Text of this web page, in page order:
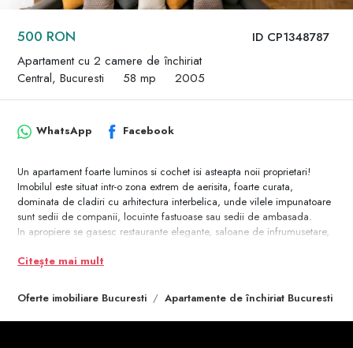
ID CP1348787
500 RON
Apartament cu 2 camere de închiriat
Central, Bucuresti
58 mp 2005
Oferte imobiliare Bucuresti Apartamente de închiriat Bucuresti
WhatsApp Facebook
Un apartament foarte luminos si cochet isi asteapta noii proprietari!
Imobilul este situat intr-o zona extrem de aerisita, foarte curata,
dominata de cladiri cu arhitectura interbelica, unde vilele impunatoare
sunt sedii de companii, locuinte fastuoase sau sedii de ambasada.
In apropiere se gasesc restaurante elegante, saloane de infrumusetare,
Apartamentul este situat la etajul 1 al unei cladiri de 4 etaje, este
in anul 2017.
Ca dotari mentionam centrala termica proprie, tamplaria de aluminiu,
rulouri exterioare actionate electric, parchetul de foarte buna calitate.
Citește mai mult